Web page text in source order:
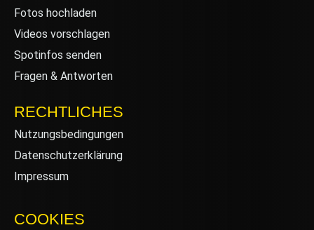
Fotos hochladen
Videos vorschlagen
Spotinfos senden
Fragen & Antworten
RECHTLICHES
Nutzungsbedingungen
Datenschutzerklärung
Impressum
COOKIES